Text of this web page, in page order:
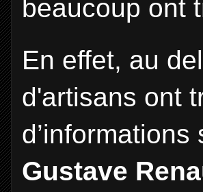
beaucoup ont
En effet, au
d'artisans ont
Gustave